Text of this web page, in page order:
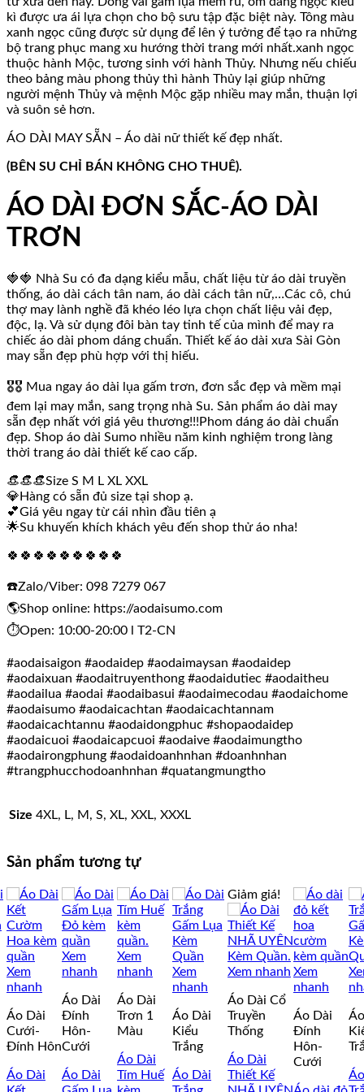
kì được ưa ái lựa chọn cho bộ sưu tập đặc biệt này. Tông màu
xanh ngọc cũng được sử dụng để lên ý tưởng để tạo ra những
bộ trang phục mang xu hướng thời trang mới nhất.xanh ngọc
thuộc hành Mộc, tương sinh với hành Thủy. Nhưng nếu chiếu
theo bảng màu phong thủy thì hành Thủy lại giúp những
người mệnh Thủy và mệnh Mộc gặp nhiều may mắn, thuận lợi
và suôn sẻ hơn.
ÁO DÀI MAY SẴN – Áo dài nữ thiết kế đẹp nhất.
(BÊN SU CHỈ BÁN KHÔNG CHO THUÊ).
ÁO DÀI ĐƠN SẮC-ÁO DÀI
TRƠN
🍓🍓 Nhà Su có đa dạng kiểu mẫu, chất liệu từ áo dài truyền
thống, áo dài cách tân nam, áo dài cách tân nữ,…Các cô, chú
thợ may lành nghề đã khéo léo lựa chọn chất liệu vải đẹp,
độc, lạ. Và sử dụng đôi bàn tay tinh tế của mình để may ra
chiếc áo dài phom dáng chuẩn. Thiết kế áo dài xưa Sài Gòn
may sẵn đẹp phù hợp với thị hiếu.
🎖🎖 Mua ngay áo dài lụa gấm trơn, đơn sắc đẹp và mềm mại
đem lại may mắn, sang trọng nhà Su. Sản phẩm áo dài may
sẵn đẹp nhất với giá yêu thương!!!Phom dáng áo dài chuẩn
đẹp. Shop áo dài Sumo nhiều năm kinh nghiệm trong làng
thời trang áo dài thiết kế cao cấp.
👒👒👒Size S M L XL XXL
💎Hàng có sẵn đủ size tại shop ạ.
💕Giá yêu ngay từ cái nhìn đầu tiên ạ
🌟Su khuyến khích khách yêu đến shop thử áo nha!
🍀🍀🍀🍀🍀🍀🍀🍀🍀
☎️Zalo/Viber: 098 7279 067
🌎Shop online: https://aodaisumo.com
⏱️Open: 10:00-20:00 l T2-CN
#aodaisaigon #aodaidep #aodaimaysan #aodaidep
#aodaixuan #aodaitruyenthong #aodaidutiec #aodaitheu
#aodailua #aodai #aodaibasui #aodaimecodau #aodaichome
#aodaisumo #aodaicachtan #aodaicachtannam
#aodaicachtannu #aodaidongphuc #shopaodaidep
#aodaicuoi #aodaicapcuoi #aodaive #aodaimungtho
#aodairongphung #aodaidoanhnhan #doanhnhan
#trangphucchodoanhnhan #quatangmungtho
Size 4XL, L, M, S, XL, XXL, XXXL
Sản phẩm tương tự
Xem
nhanh
Áo Dài
Cưới-
Đính Hôn
Áo Dài
Xem
nhanh
Áo Dài
Đính
Hôn-
Cưới
Áo Dài
Xem
nhanh
Áo Dài
Trơn 1
Màu
Áo Dài
Tím Huế
Xem
nhanh
Áo Dài
Kiểu
Trắng
Áo Dài
Giảm giá!
Xem nhanh
Áo Dài Cổ
Truyền
Thống
Áo Dài
Thiết Kế
Xem
nhanh
Áo Dài
Đính
Hôn-
Cưới